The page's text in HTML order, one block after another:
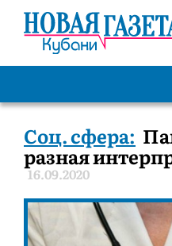
Соц. сфера:
разная
16.09.2020